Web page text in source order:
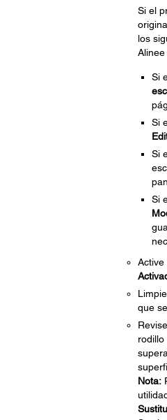
Si el
los
Si
Si
Si
Si
Active
que
Nota: